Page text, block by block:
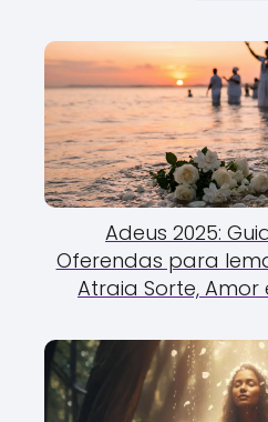
Adeus 2025:
Oferendas para
Atraia Sorte,